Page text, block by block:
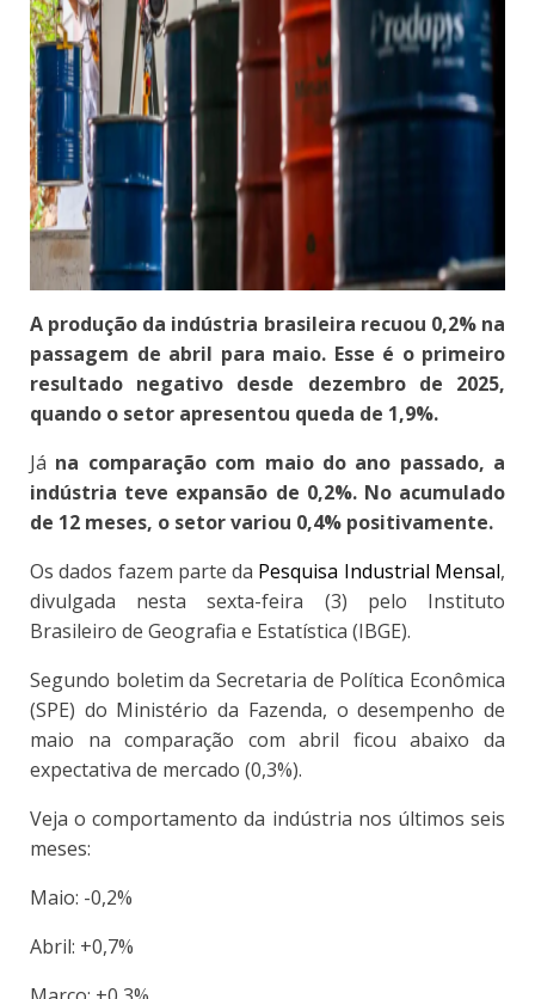
A produção da indústria brasileira recuou 0,2% na
passagem de abril para maio. Esse é o primeiro
resultado negativo desde dezembro de 2025,
quando o setor apresentou queda de 1,9%.
Já na comparação com maio do ano passado, a
indústria teve expansão de 0,2%. No acumulado
de 12 meses, o setor variou 0,4% positivamente.
Os dados fazem parte da Pesquisa Industrial Mensal,
divulgada nesta sexta-feira (3) pelo Instituto
Brasileiro de Geografia e Estatística (IBGE).
Segundo boletim da Secretaria de Política Econômica
(SPE) do Ministério da Fazenda, o desempenho de
maio na comparação com abril ficou abaixo da
expectativa de mercado (0,3%).
Veja o comportamento da indústria nos últimos seis
meses:
Maio: -0,2%
Abril: +0,7%